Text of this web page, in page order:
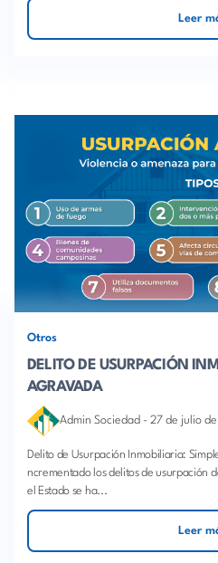
Leer
Otros
DELITO DE USURPACIÓN
AGRAVADA
Admin Sociedad - 27 de julio
Delito de Usurpación Inmobiliaria:
ncrementado los delitos de usurpación
el Estado se ha...
Leer